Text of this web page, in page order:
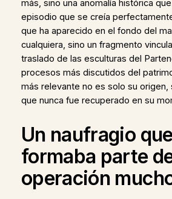
más, sino una anomalía histórica
episodio que se creía
que ha aparecido en el fondo del
cualquiera, sino un fragmento
traslado de las esculturas del
procesos más discutidos del
más relevante no es solo su origen,
que nunca fue recuperado en su
Un naufragio
formaba parte
operación